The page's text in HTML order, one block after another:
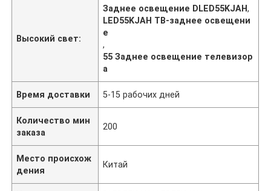
Высокий свет:
Заднее освещение DLED55KJAH,
LED55KJAH ТВ-заднее освещени
е
,
55 Заднее освещение телевизор
а
Время доставки 5-15 рабочих дней
Количество мин
заказа
200
Место происхож
дения
Китай